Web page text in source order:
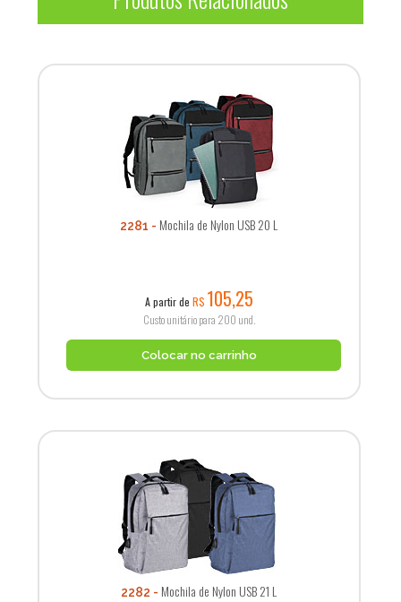
2281 Mochila de Nylon USB 20 L
A partir de R$ 105,25
Custo unitário para 200 und.
Colocar no carrinho
2282 Mochila de Nylon USB 21 L